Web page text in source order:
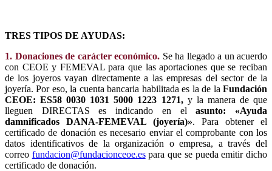
TRES TIPOS DE AYUDAS:
1. Donaciones de carácter económico. Se ha llegado a un acuerdo
con CEOE y FEMEVAL para que las aportaciones que se reciban
de los joyeros vayan directamente a las empresas del sector de la
joyería. Por eso, la cuenta bancaria habilitada es la de laFundación
CEOE: ES58 0030 1031 5000 1223 1271, y la manera de que
lleguen DIRECTAS es indicando en elasunto: «Ayuda
damnificados DANA-FEMEVAL (joyería)». Para obtener el
certificado de donación es necesario enviar el comprobante con los
datos identificativos de la organización o empresa, a través del
correo fundacion@fundacionceoe.espara que se pueda emitir dicho
certificado de donación.